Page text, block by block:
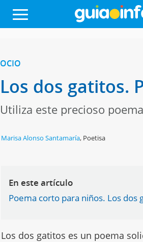
OCIO
Los dos gatitos.
Utiliza este precioso
Marisa Alonso Santamaría, Poetisa
En este artículo
Poema corto para niños. Los dos
Los dos gatitos es un poema